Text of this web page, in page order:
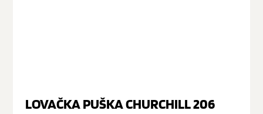
LOVAČKA PUŠKA CHURCHILL 206